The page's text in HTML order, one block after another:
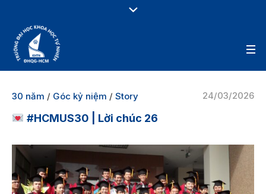
24/03/2026
30 năm / Góc kỷ niệm / Story
#HCMUS30 | Lời chúc 26